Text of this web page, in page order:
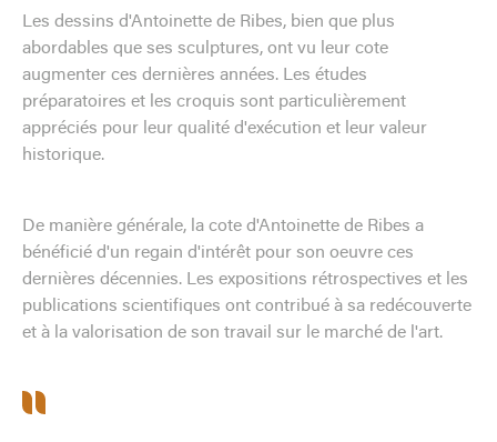
Les dessins d'Antoinette de Ribes, bien que plus
abordables que ses sculptures, ont vu leur cote
augmenter ces dernières années. Les études
préparatoires et les croquis sont particulièrement
appréciés pour leur qualité d'exécution et leur valeur
historique.
De manière générale, la cote d'Antoinette de Ribes a
bénéficié d'un regain d'intérêt pour son oeuvre ces
dernières décennies. Les expositions rétrospectives et les
publications scientifiques ont contribué à sa redécouverte
et à la valorisation de son travail sur le marché de l'art.